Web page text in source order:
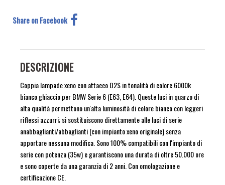
Share on Facebook
DESCRIZIONE
Coppia lampade xeno con attacco D2S in tonalità di colore 6000k
bianco ghiaccio per BMW Serie 6 (E63, E64). Queste luci in quarzo di
alta qualità permettono un'alta luminosità di colore bianco con leggeri
riflessi azzurri; si sostituiscono direttamente alle luci di serie
anabbaglianti/abbaglianti (con impianto xeno originale) senza
apportare nessuna modifica. Sono 100% compatibili con l'impianto di
serie con potenza (35w) e garantiscono una durata di oltre 50.000 ore
e sono coperte da una garanzia di 2 anni. Con omologazione e
certificazione CE.